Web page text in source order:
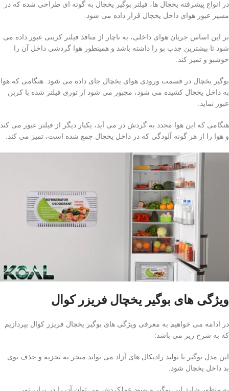
در انواع پیشرفته یخچال ها، فیلتر بوگیر یخچال به گونه ای طراحی شده که در
مسیر عبور هوای داخل یخچال قرار داده می شود.
بر این اساس جریان هوای داخلی، به ناچار از منافذ فیلتر کربنی عبور داده می
شود تا بیشترین جذب بو را داشته باشد و همینطور هوا گردشی داخل آن را
خوشبو و تمیز کند.
بوگیر یخچال در قسمت ورودی هوای یخچال جای داده می شود. هنگامی که هوا
به داخل یخچال کشیده می شود، مجبور می شود از توری فیلتر شده با کربن
عبور نماید.
هنگامی که این هوا مجدد به گردش در می آید، یکبار دیگر از فیلتر عبور می کند
و هوا را از هر گونه آلودگی که در داخل یخچال جمع شده است، تمیز می کند.
ویژگی های بوگیر یخچال فریزر کوال
در ادامه می خواهیم به معرفی ویژگی های بوگیر یخچال فریزر کوال بپردازیم
که به شرح زیر می باشد:
این مدل بوگیر با تولید رادیکال های آزاد می تواند منجر به تجزیه و حذف بوی
بد داخل یخچال شود.